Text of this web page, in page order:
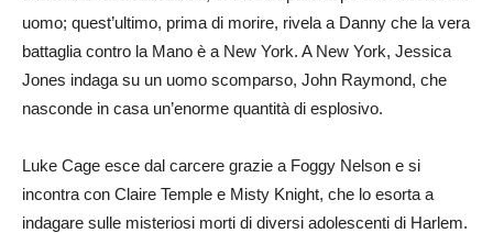
uomo; quest’ultimo, prima di morire, rivela a Danny che la vera
battaglia contro la Mano è a New York. A New York, Jessica
Jones indaga su un uomo scomparso, John Raymond, che
nasconde in casa un’enorme quantità di esplosivo.
Luke Cage esce dal carcere grazie a Foggy Nelson e si
incontra con Claire Temple e Misty Knight, che lo esorta a
indagare sulle misteriosi morti di diversi adolescenti di Harlem.